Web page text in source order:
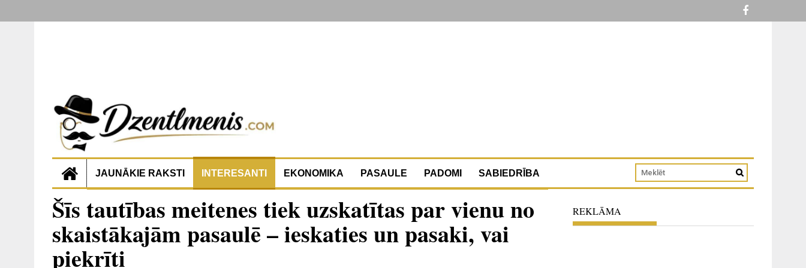
JAUNĀKIE RAKSTI INTERESANTI EKONOMIKA PASAULE PADOMI SABIEDRĪBA
Šīs tautības meitenes tiek uzskatītas par vienu no
skaistākajām pasaulē – ieskaties un pasaki, vai
piekrīti
REKLĀMA